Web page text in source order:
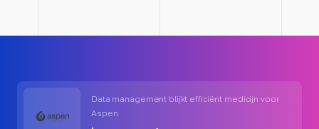
Data management blijkt efficiënt medicijn voor
Aspen